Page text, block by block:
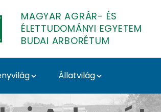
MAGYAR AGRÁR- ÉS
ÉLETTUDOMÁNYI EGYETEM
BUDAI ARBORÉTUM
Állatvilág